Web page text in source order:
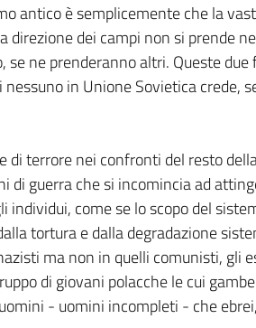
antico è semplicemente che la
direzione dei campi non si prende
ne prenderanno altri. Queste
in Unione Sovietica crede,
di terrore nei confronti del resto
di guerra che si incomincia ad
come se lo scopo del
tortura e dalla degradazione
ma non in quelli comunisti, gli
di giovani polacche le cui
- uomini incompleti - che